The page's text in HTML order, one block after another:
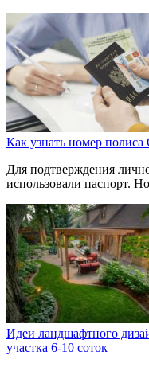
Как узнать номер
Для подтверждения
использовали паспорт.
Идеи ландшафтного
участка 6-10 соток